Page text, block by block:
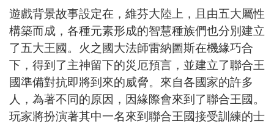
遊戲背景故事設定在，維芬大陸上，且由五大屬性
構築而成，各種元素形成的智慧種族們也分別建立
了五大王國。火之國大法師雷納圖斯在機緣巧合
下，得到了主神留下的災厄預言，並建立了聯合王
國準備對抗即將到來的威脅。來自各國家的許多
人，為著不同的原因，因緣際會來到了聯合王國。
玩家將扮演著其中一名來到聯合王國接受訓練的士